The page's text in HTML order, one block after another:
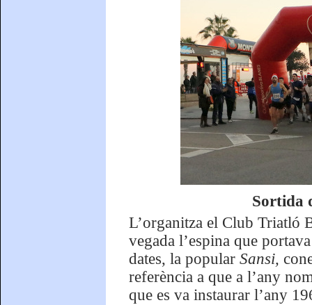
Sortida
L’organitza el Club Triatló
vegada l’espina que
dates, la popular Sansi,
referència a que a l’any
que es va instaurar l’any